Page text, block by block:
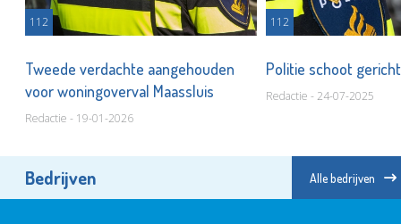
112
Tweede verdachte aangehouden
voor woningoverval Maassluis
Redactie - 19-01-2026
112
Politie schoot
Redactie - 24-07-2025
Bedrijven Alle bedrijven